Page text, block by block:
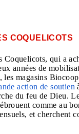
des oiseaux
des papillons
les sauterelles
sauvages
est le nôtre
lumière qui
Rendez-nous nos
COQUELICOTS
Coquelicots, qui a
années de
magasins
action de soutien
du feu de Dieu.
comme au
et cherchent